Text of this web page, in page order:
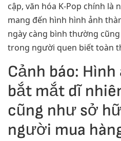
cập, văn hóa K-Pop chính là
mang đến hình hình ảnh
ngày càng bình thường
trong người quen biết toàn
Cảnh báo:
bắt mắt dĩ
cũng như sở
người mua